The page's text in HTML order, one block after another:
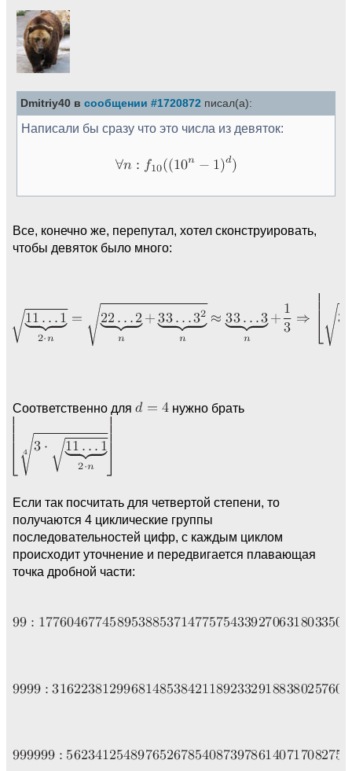
Dmitriy40 в сообщении #1720872 писал(а):
Написали бы сразу что это числа из девяток:
Все, конечно же, перепутал, хотел сконструировать,
чтобы девяток было много:
Соответственно для нужно брать
Если так посчитать для четвертой степени, то
получаются 4 циклические группы
последовательностей цифр, с каждым циклом
происходит уточнение и передвигается плавающая
точка дробной части: